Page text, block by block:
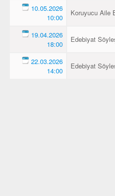
10.05.2026
10:00
Koruyucu Aile
19.04.2026
18:00
Edebiyat
22.03.2026
14:00
Edebiyat